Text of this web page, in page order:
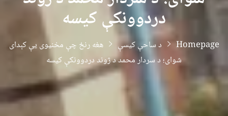
دردوونکې کیسه
Homepage د ساحې کیسې
هغه رنځ چې مخنیوی یې کېدای
شوای؛ د سردار محمد د ژوند دردوونکې کیسه